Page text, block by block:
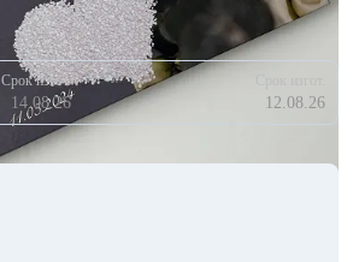
Срок изгот.
14.08.26 12.08.26